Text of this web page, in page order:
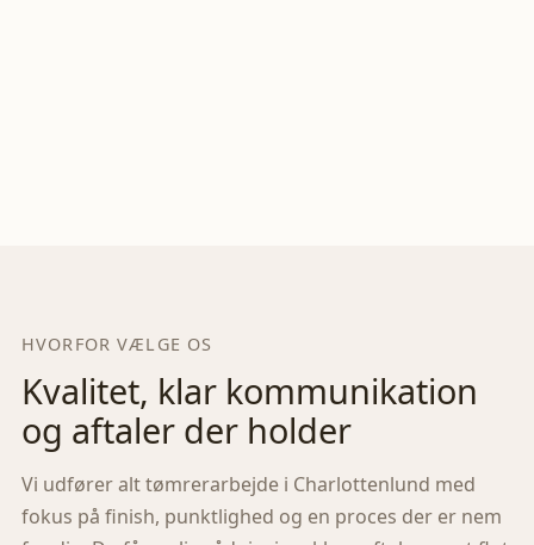
HVORFOR VÆLGE OS
Kvalitet, klar kommunikation
og aftaler der holder
Vi udfører alt tømrerarbejde i Charlottenlund med
fokus på finish, punktlighed og en proces der er nem